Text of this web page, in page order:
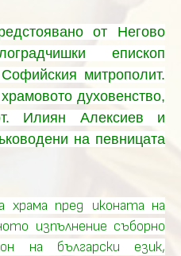
от Негово
епископ
митрополит.
храмовото духовенство,
Илиян Алексиев и
на певницата
храма пред иконата на
изпълнение съборно
на български език,